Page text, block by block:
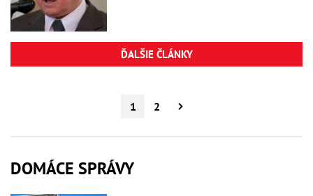
ĎALŠIE ČLÁNKY
1 2
DOMÁCE SPRÁVY